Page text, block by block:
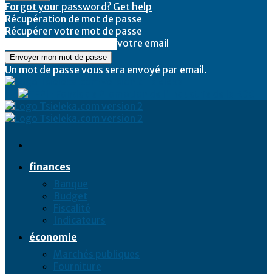
Forgot your password? Get help
Récupération de mot de passe
Récupérer votre mot de passe
votre email
Un mot de passe vous sera envoyé par email.
finances
Banque
Budget
Fiscalité
Indicateurs
économie
Marchés publiques
Fourniture